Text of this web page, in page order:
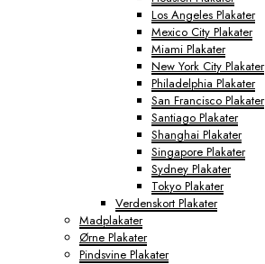
Los Angeles Plakater
Mexico City Plakater
Miami Plakater
New York City Plakater
Philadelphia Plakater
San Francisco Plakater
Santiago Plakater
Shanghai Plakater
Singapore Plakater
Sydney Plakater
Tokyo Plakater
Verdenskort Plakater
Madplakater
Ørne Plakater
Pindsvine Plakater